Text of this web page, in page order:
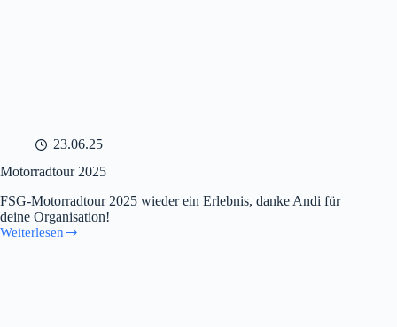
23.06.25
Motorradtour 2025
FSG-Motorradtour 2025 wieder ein Erlebnis, danke Andi für
deine Organisation!
Weiterlesen
Motorradtour